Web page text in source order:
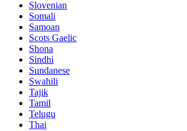
Slovenian
Somali
Samoan
Scots Gaelic
Shona
Sindhi
Sundanese
Swahili
Tajik
Tamil
Telugu
Thai